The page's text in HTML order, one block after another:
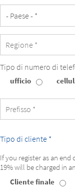
Tipo di numero di
Tipo
numero
di
telefono
ufficio
Tipo di cliente *
If you register as an end
19% will be charged in
TipoCliente finale